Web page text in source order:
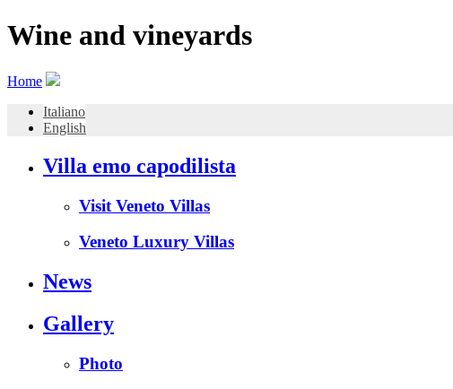
Wine and vineyards
Home
Italiano
English
Villa emo capodilista
Visit Veneto Villas
Veneto Luxury Villas
News
Gallery
Photo